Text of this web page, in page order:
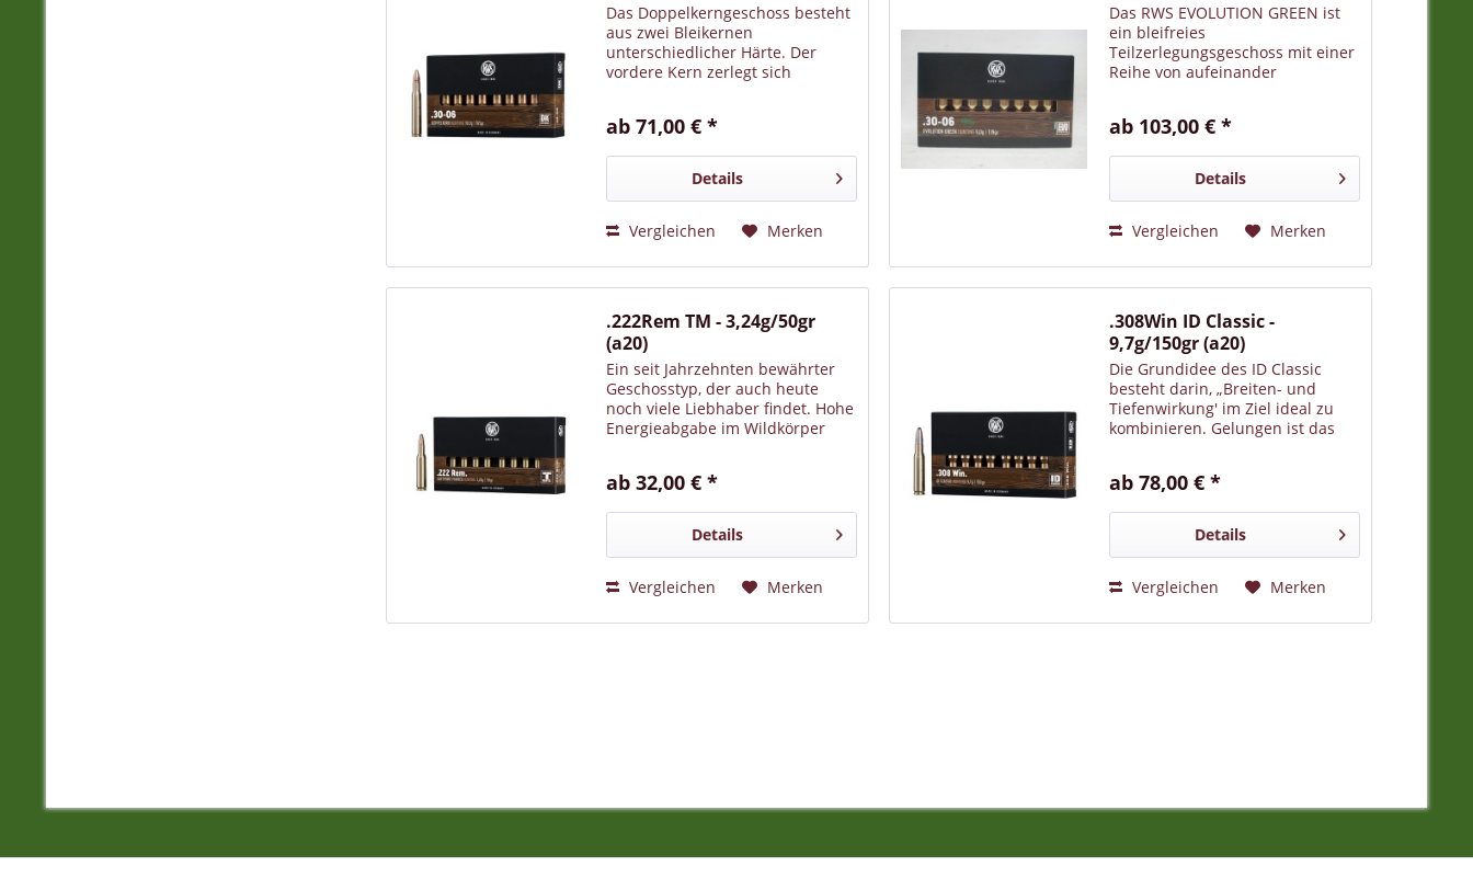
Das Doppelkerngeschoss besteht
aus zwei Bleikernen
unterschiedlicher Härte. Der
vordere Kern zerlegt sich
Steuerung dieses
eine einzigartige Tombakkapsel...
ab 71,00 € *
Details
Vergleichen Merken
Das RWS EVOLUTION GREEN ist
ein bleifreies
Teilzerlegungsgeschoss mit einer
Reihe von aufeinander
Geschosskerne sind aus
spezielle Vorfragmentierung des
ab 103,00 € *
Details
Vergleichen Merken
.222Rem TM - 3,24g/50gr
(a20)
Ein seit Jahrzehnten bewährter
Geschosstyp, der auch heute
noch viele Liebhaber findet. Hohe
Energieabgabe im Wildkörper
gute Stoppwirkung. Mit
unempfindlichen runden oder
ab 32,00 € *
Details
Vergleichen Merken
.308Win ID Classic -
9,7g/150gr (a20)
Die Grundidee des ID Classic
besteht darin, „Breiten- und
Tiefenwirkung' im Ziel ideal zu
kombinieren. Gelungen ist das
die zapfenförmig
ineinandergreifen. Der weiche
ab 78,00 € *
Details
Vergleichen Merken